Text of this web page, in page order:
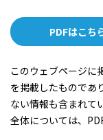
PDFはこち
このウェブページに
を掲載したものであ
ない情報も含まれて
全体については、